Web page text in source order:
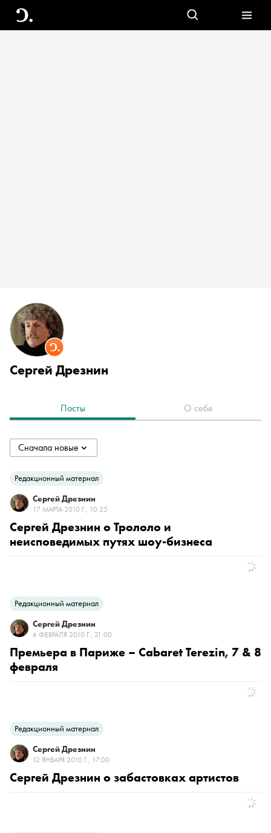
Сергей Дрезнин
Посты О себе
Сначала новые
collapsed
Сначала новые
Сначала старые
По популярности
Редакционный материал
Сергей Дрезнин
17 МАРТА 2010 Г., 10:25
Сергей Дрезнин о Трололо и
неисповедимых путях шоу-бизнеса
Редакционный материал
Сергей Дрезнин
6 ФЕВРАЛЯ 2010 Г., 21:00
Премьера в Париже – Cabaret Terezin, 7 & 8
февраля
Редакционный материал
Сергей Дрезнин
12 ЯНВАРЯ 2010 Г., 17:00
Сергей Дрезнин о забастовках артистов